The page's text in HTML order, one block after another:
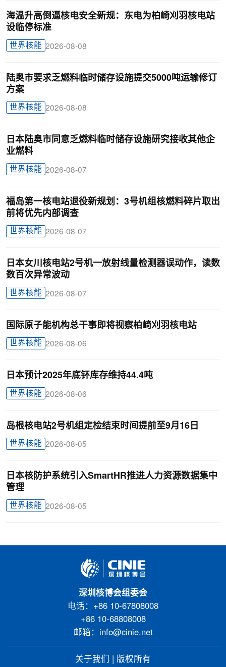
海温升高倒逼核电安全新规：东电为柏崎刈羽核电站
设临停标准
世界核能 2026-08-08
陆奥市要求乏燃料临时储存设施提交5000吨运输修订
方案
世界核能 2026-08-08
日本陆奥市同意乏燃料临时储存设施研究接收其他企
业燃料
世界核能 2026-08-07
福岛第一核电站退役新规划：3号机组核燃料碎片取出
前将优先内部调查
世界核能 2026-08-07
日本女川核电站2号机一放射线量检测器误动作，读数
数百次异常波动
世界核能 2026-08-07
国际原子能机构总干事即将视察柏崎刈羽核电站
世界核能 2026-08-06
日本预计2025年底钚库存维持44.4吨
世界核能 2026-08-06
岛根核电站2号机组定检结束时间提前至9月16日
世界核能 2026-08-05
日本核防护系统引入SmartHR推进人力资源数据集中
管理
世界核能 2026-08-05
深圳核博会组委会
电话：+86 10-67808008
+86 10-68808008
邮箱：info@cinie.net
关于我们 版权所有